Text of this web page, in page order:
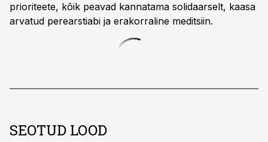
prioriteete, kõik peavad kannatama solidaarselt, kaasa
arvatud perearstiabi ja erakorraline meditsiin.
SEOTUD LOOD